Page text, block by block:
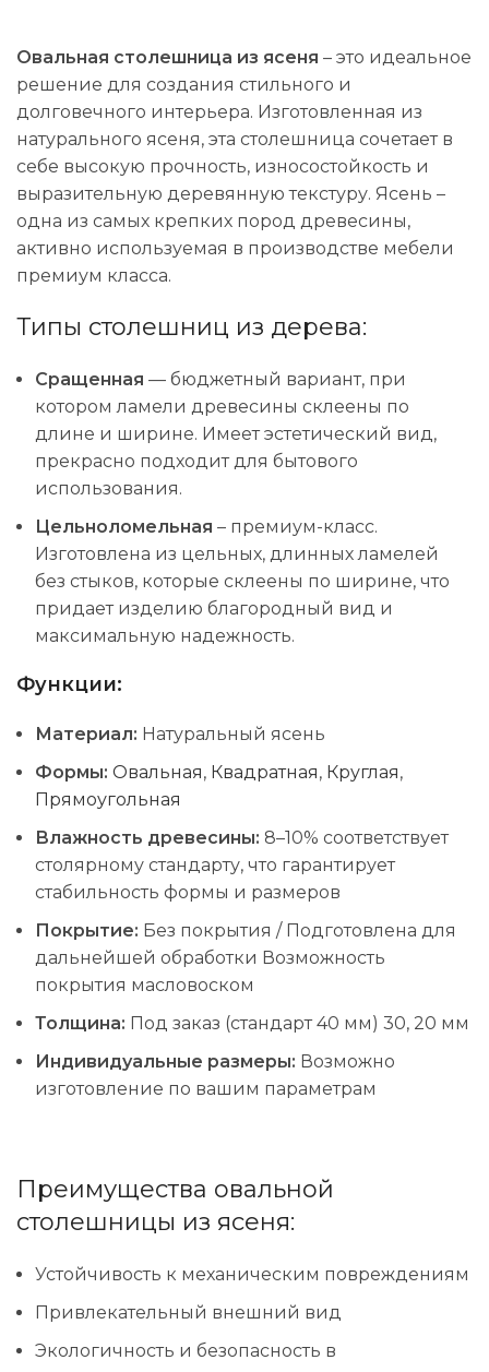
Овальная столешница из ясеня – это идеальное
решение для создания стильного и
долговечного интерьера. Изготовленная из
натурального ясеня, эта столешница сочетает в
себе высокую прочность, износостойкость и
выразительную деревянную текстуру. Ясень –
одна из самых крепких пород древесины,
активно используемая в производстве мебели
премиум класса.
Типы столешниц из дерева:
Сращенная — бюджетный вариант, при
котором ламели древесины склеены по
длине и ширине. Имеет эстетический вид,
прекрасно подходит для бытового
использования.
Цельноломельная – премиум-класс.
Изготовлена ​​из цельных, длинных ламелей
без стыков, которые склеены по ширине, что
придает изделию благородный вид и
максимальную надежность.
Функции:
Материал: Натуральный ясень
Формы: Овальная, Квадратная, Круглая,
Прямоугольная
Влажность древесины: 8–10% соответствует
столярному стандарту, что гарантирует
стабильность формы и размеров
Покрытие: Без покрытия / Подготовлена ​​для
дальнейшей обработки Возможность
покрытия масловоском
Толщина: Под заказ (стандарт 40 мм) 30, 20 мм
Индивидуальные размеры: Возможно
изготовление по вашим параметрам
Преимущества овальной
столешницы из ясеня:
Устойчивость к механическим повреждениям
Привлекательный внешний вид
Экологичность и безопасность в